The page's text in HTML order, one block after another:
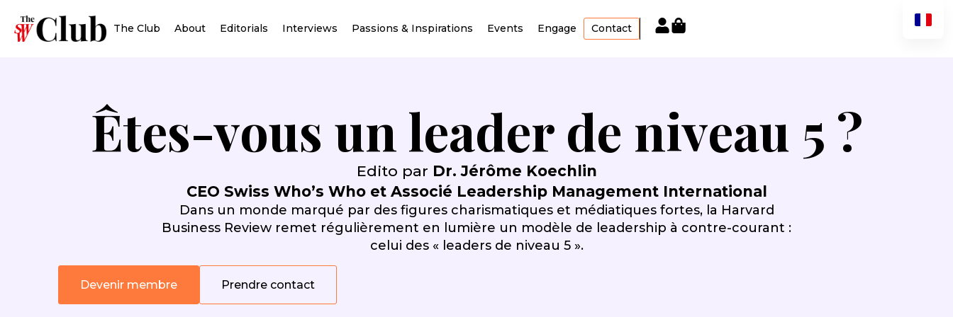
The Club About Editorials Interviews Passions & Inspirations Events Engage Contact
Êtes-vous un leader de niveau 5 ?
Edito par Dr. Jérôme Koechlin
CEO Swiss Who’s Who et Associé Leadership Management International
Dans un monde marqué par des figures charismatiques et médiatiques fortes, la Harvard
Business Review remet régulièrement en lumière un modèle de leadership à contre-courant :
celui des « leaders de niveau 5 ».
Devenir membre Prendre contact